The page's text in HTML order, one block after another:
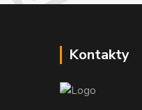
Kontakty